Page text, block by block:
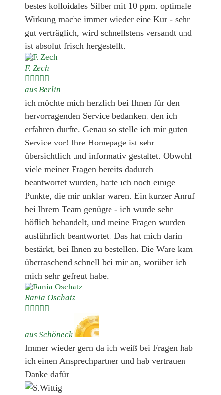
bestes kolloidales Silber mit 10 ppm. optimale
Wirkung mache immer wieder eine Kur - sehr
gut verträglich, wird schnellstens versandt und
ist absolut frisch hergestellt.
F. Zech

aus Berlin
ich möchte mich herzlich bei Ihnen für den
hervorragenden Service bedanken, den ich
erfahren durfte. Genau so stelle ich mir guten
Service vor! Ihre Homepage ist sehr
übersichtlich und informativ gestaltet. Obwohl
viele meiner Fragen bereits dadurch
beantwortet wurden, hatte ich noch einige
Punkte, die mir unklar waren. Ein kurzer Anruf
bei Ihrem Team genügte - ich wurde sehr
höflich behandelt, und meine Fragen wurden
ausführlich beantwortet. Das hat mich darin
bestärkt, bei Ihnen zu bestellen. Die Ware kam
überraschend schnell bei mir an, worüber ich
mich sehr gefreut habe.
Rania Oschatz

aus Schöneck
Immer wieder gern da ich weiß bei Fragen hab
ich einen Ansprechpartner und hab vertrauen
Danke dafür